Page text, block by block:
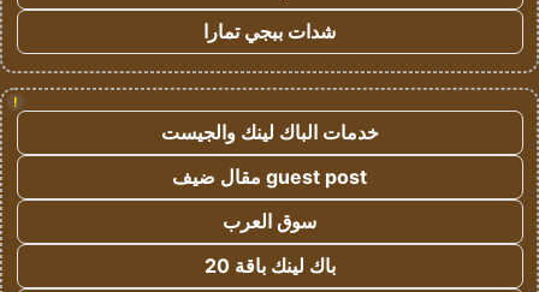
شدات ببجي تمارا
!
خدمات الباك لينك والجيست
guest post مقال ضيف
سوق العرب
باك لينك باقة 20